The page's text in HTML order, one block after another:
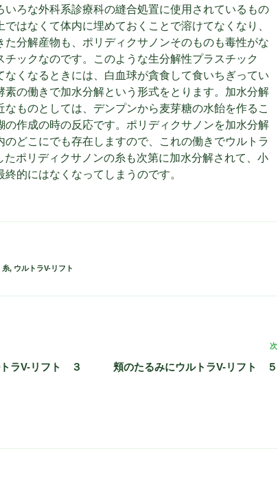
いろな外科系診療科の縫合処置に使用されているもの
ではなくて体内に埋めておくことで溶けてなくなり、
た分解産物も、ポリディクサノンそのものも毒性がな
チックなのです。このような生分解性プラスチック
なくなるときには、白血球が貪食して食いちぎってい
素の働きで加水分解という形式をとります。加水分解
なものとしては、デンプンから麦芽糖の水飴を作るこ
の作成の時の反応です。ポリディクサノンを加水分解
のどこにでも存在しますので、これの働きでウルトラ
たポリディクサノンの糸も次第に加水分解されて、小
終的にはなくなってしまうのです。
糸, ウルトラV-リフト
ラV-リフト ３
次
頬のたるみにウルトラV-リフト ５